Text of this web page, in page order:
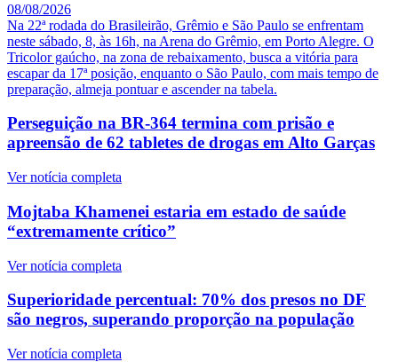
08/08/2026
Na 22ª rodada do Brasileirão, Grêmio e São Paulo se enfrentam
neste sábado, 8, às 16h, na Arena do Grêmio, em Porto Alegre. O
Tricolor gaúcho, na zona de rebaixamento, busca a vitória para
escapar da 17ª posição, enquanto o São Paulo, com mais tempo de
preparação, almeja pontuar e ascender na tabela.
Perseguição na BR-364 termina com prisão e
apreensão de 62 tabletes de drogas em Alto Garças
Ver notícia completa
Mojtaba Khamenei estaria em estado de saúde
“extremamente crítico”
Ver notícia completa
Superioridade percentual: 70% dos presos no DF
são negros, superando proporção na população
Ver notícia completa